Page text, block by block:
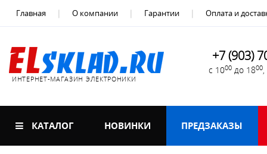
Главная О компании Гарантии Оплата и
ИНТЕРНЕТ-МАГАЗИН ЭЛЕКТРОНИКИ
+7 (903)
с 1000 до 1800
КАТАЛОГ НОВИНКИ ПРЕДЗАКАЗЫ